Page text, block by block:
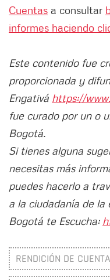
Cuentas a consultar
informes haciendo
Este contenido fue
proporcionada y
Engativá https://
fue curado por un o
Bogotá.
Si tienes alguna
necesitas más
puedes hacerlo a
a la ciudadanía de la
Bogotá te Escucha:
RENDICIÓN DE